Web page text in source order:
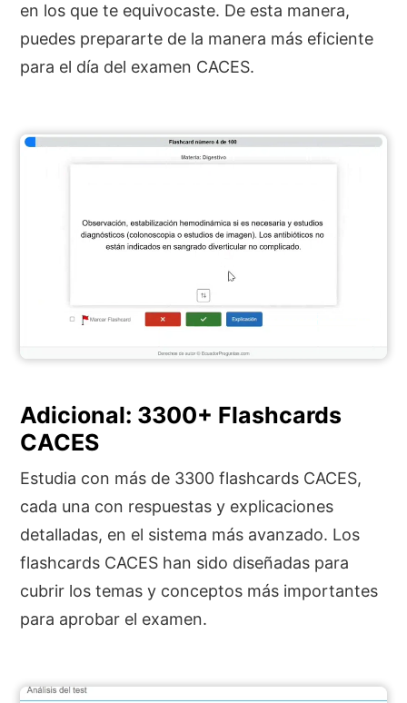
en los que te equivocaste. De esta manera,
puedes prepararte de la manera más eficiente
para el día del examen CACES.
Adicional: 3300+ Flashcards
CACES
Estudia con más de 3300 flashcards CACES,
cada una con respuestas y explicaciones
detalladas, en el sistema más avanzado. Los
flashcards CACES han sido diseñadas para
cubrir los temas y conceptos más importantes
para aprobar el examen.